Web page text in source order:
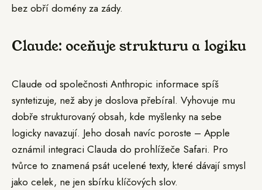
bez obří domény za zády.
Claude: oceňuje strukturu a logiku
Claude od společnosti Anthropic informace spíš
syntetizuje, než aby je doslova přebíral. Vyhovuje mu
dobře strukturovaný obsah, kde myšlenky na sebe
logicky navazují. Jeho dosah navíc poroste – Apple
oznámil integraci Clauda do prohlížeče Safari. Pro
tvůrce to znamená psát ucelené texty, které dávají smysl
jako celek, ne jen sbírku klíčových slov.